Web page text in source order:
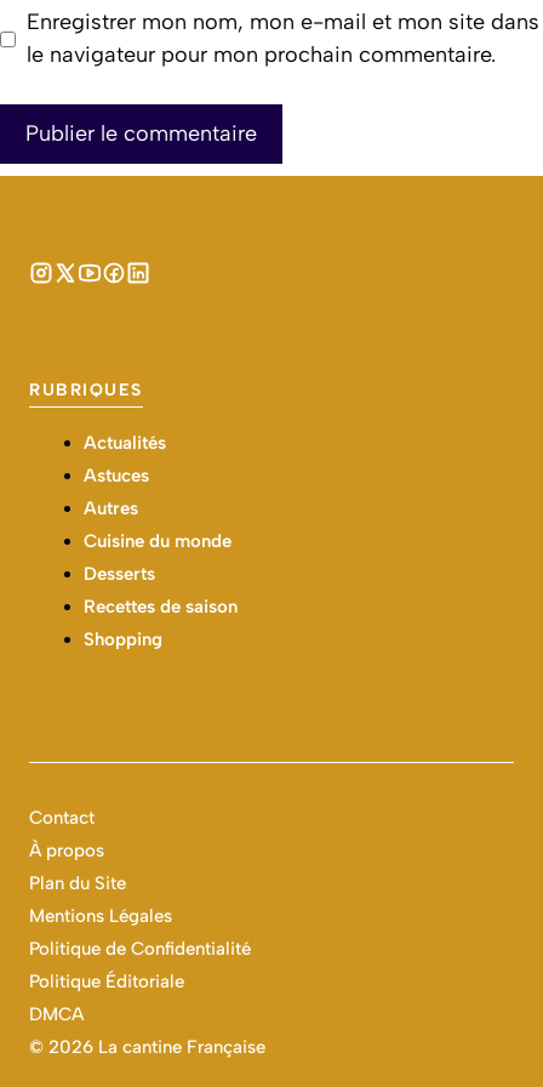
Enregistrer mon nom, mon e-mail et mon site dans
le navigateur pour mon prochain commentaire.
RUBRIQUES
Actualités
Astuces
Autres
Cuisine du monde
Desserts
Recettes de saison
Shopping
© 2026 La cantine Française
Contact
À propos
Plan du Site
Mentions Légales
Politique de Confidentialité
Politique Éditoriale
DMCA